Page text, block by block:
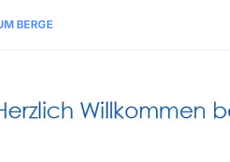
BERGE